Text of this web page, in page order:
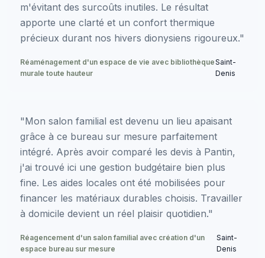
m'évitant des surcoûts inutiles. Le résultat
apporte une clarté et un confort thermique
précieux durant nos hivers dionysiens rigoureux."
Réaménagement d'un espace de vie avec bibliothèque
murale toute hauteur
Saint-
Denis
"Mon salon familial est devenu un lieu apaisant
grâce à ce bureau sur mesure parfaitement
intégré. Après avoir comparé les devis à Pantin,
j'ai trouvé ici une gestion budgétaire bien plus
fine. Les aides locales ont été mobilisées pour
financer les matériaux durables choisis. Travailler
à domicile devient un réel plaisir quotidien."
Réagencement d'un salon familial avec création d'un
espace bureau sur mesure
Saint-
Denis